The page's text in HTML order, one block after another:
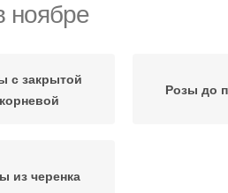
ноябре
с закрытой
корневой
Розы до
из черенка